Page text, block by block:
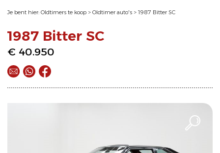
Je bent hier: Oldtimers te koop > Oldtimer auto's > 1987 Bitter SC
1987 Bitter SC
€ 40.950